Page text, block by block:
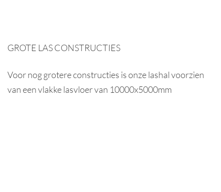
GROTE LAS CONSTRUCTIES
Voor nog grotere constructies is onze lashal voorzien
van een vlakke lasvloer van 10000x5000mm